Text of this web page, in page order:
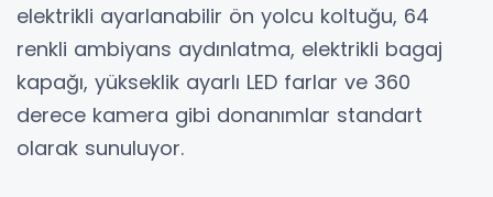
elektrikli ayarlanabilir ön yolcu koltuğu, 64
renkli ambiyans aydınlatma, elektrikli bagaj
kapağı, yükseklik ayarlı LED farlar ve 360
derece kamera gibi donanımlar standart
olarak sunuluyor.